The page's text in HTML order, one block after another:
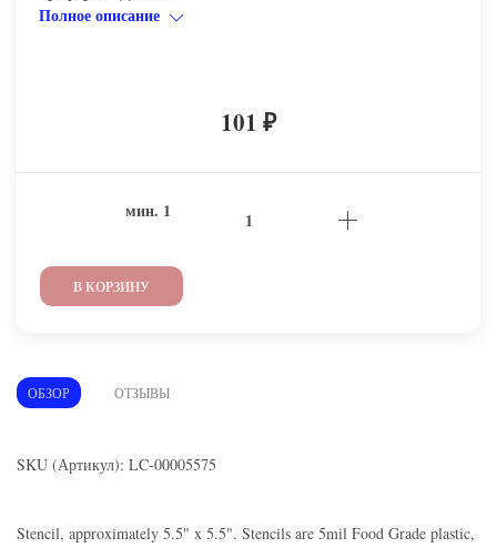
Полное описание
101 ₽
мин. 1
В КОРЗИНУ
ОБЗОР ОТЗЫВЫ
SKU (Артикул): LC-00005575
Stencil, approximately 5.5" x 5.5". Stencils are 5mil Food Grade plastic,